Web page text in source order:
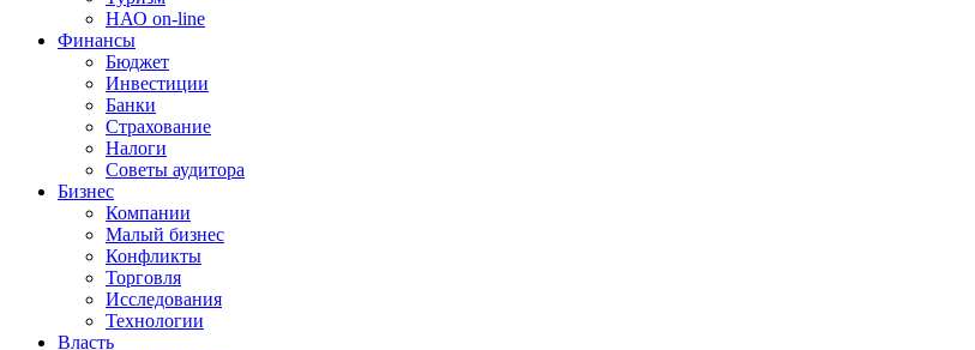
НАО on-line
Финансы
Бюджет
Инвестиции
Банки
Страхование
Налоги
Советы аудитора
Бизнес
Компании
Малый бизнес
Конфликты
Торговля
Исследования
Технологии
Власть